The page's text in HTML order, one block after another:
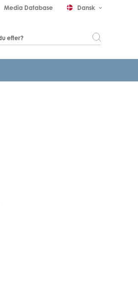
Media Database Dansk keyboard_arrow_down